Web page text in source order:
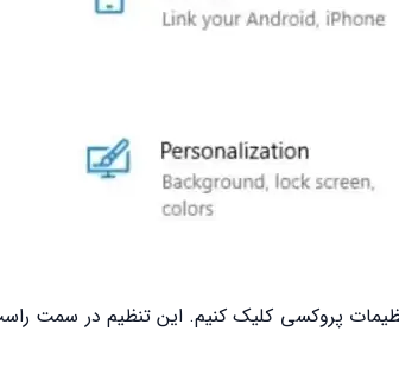
پروکسی کلیک کنیم. این تنظیم در سمت